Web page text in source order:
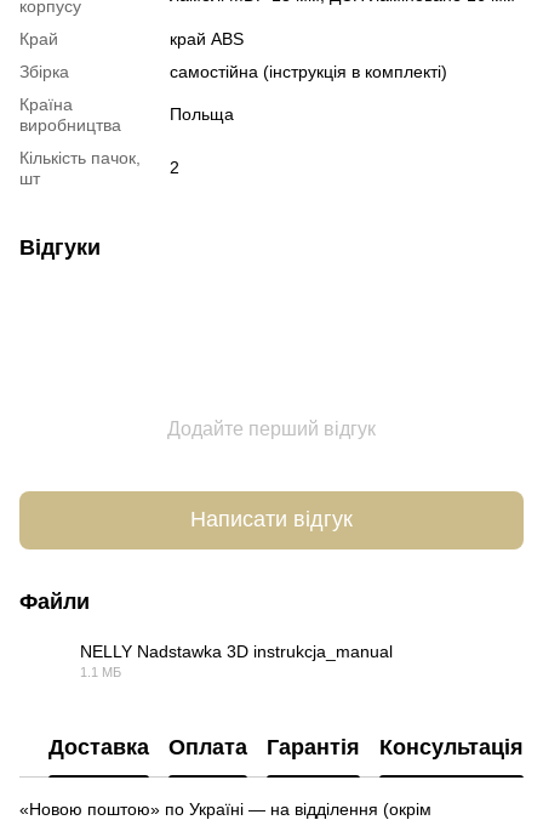
корпусу
Край
край ABS
Збірка
самостійна (інструкція в комплекті)
Країна
виробництва
Польща
Кількість пачок,
шт
2
Відгуки
Додайте перший відгук
Написати відгук
Файли
NELLY Nadstawka 3D instrukcja_manual
1.1 МБ
Доставка Оплата Гарантія Консультація
«Новою поштою» по Україні — на відділення (окрім